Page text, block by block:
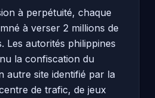
à perpétuité, chaque
à verser 2 millions de
Les autorités philippines
la confiscation du
autre site identifié par la
de trafic, de jeux